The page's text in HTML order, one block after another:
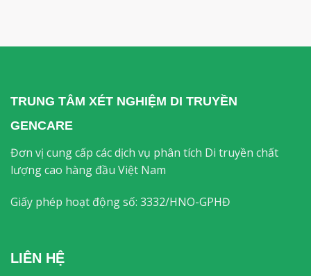
TRUNG TÂM XÉT NGHIỆM DI TRUYỀN
GENCARE
Đơn vị cung cấp các dịch vụ phân tích Di truyền chất
lượng cao hàng đầu Việt Nam
Giấy phép hoạt động số: 3332/HNO-GPHĐ
LIÊN HỆ